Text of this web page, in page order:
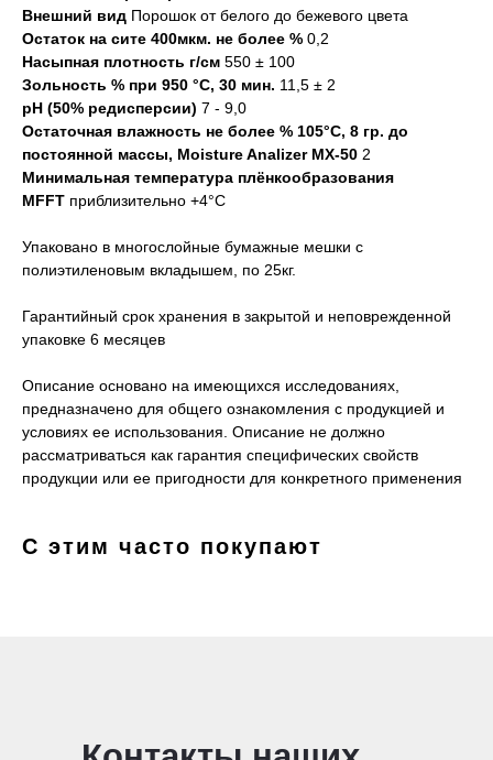
Внешний вид Порошок от белого до бежевого цвета
Остаток на сите 400мкм. не более % 0,2
Насыпная плотность г/см 550 ± 100
Зольность % при 950 °С, 30 мин. 11,5 ± 2
pH (50% редисперсии) 7 - 9,0
Остаточная влажность не более % 105°C, 8 гр. до
постоянной массы, Moisture Analizer MX-50 2
Минимальная температура плёнкообразования
MFFT приблизительно +4°C
Упаковано в многослойные бумажные мешки с
полиэтиленовым вкладышем, по 25кг.
Гарантийный срок хранения в закрытой и неповрежденной
упаковке 6 месяцев
Описание основано на имеющихся исследованиях,
предназначено для общего ознакомления с продукцией и
условиях ее использования. Описание не должно
рассматриваться как гарантия специфических свойств
продукции или ее пригодности для конкретного применения
С этим часто покупают